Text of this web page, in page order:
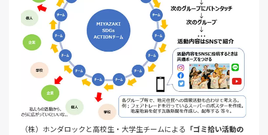
（株）ホンダロックと高校生・大学生チームによる 「ゴミ拾い活動の